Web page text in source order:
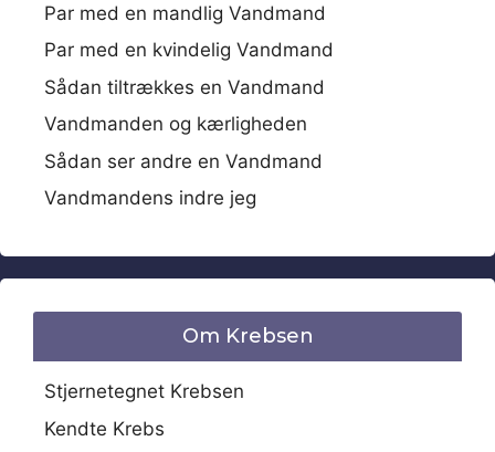
Par med en mandlig Vandmand
Par med en kvindelig Vandmand
Sådan tiltrækkes en Vandmand
Vandmanden og kærligheden
Sådan ser andre en Vandmand
Vandmandens indre jeg
Om Krebsen
Stjernetegnet Krebsen
Kendte Krebs